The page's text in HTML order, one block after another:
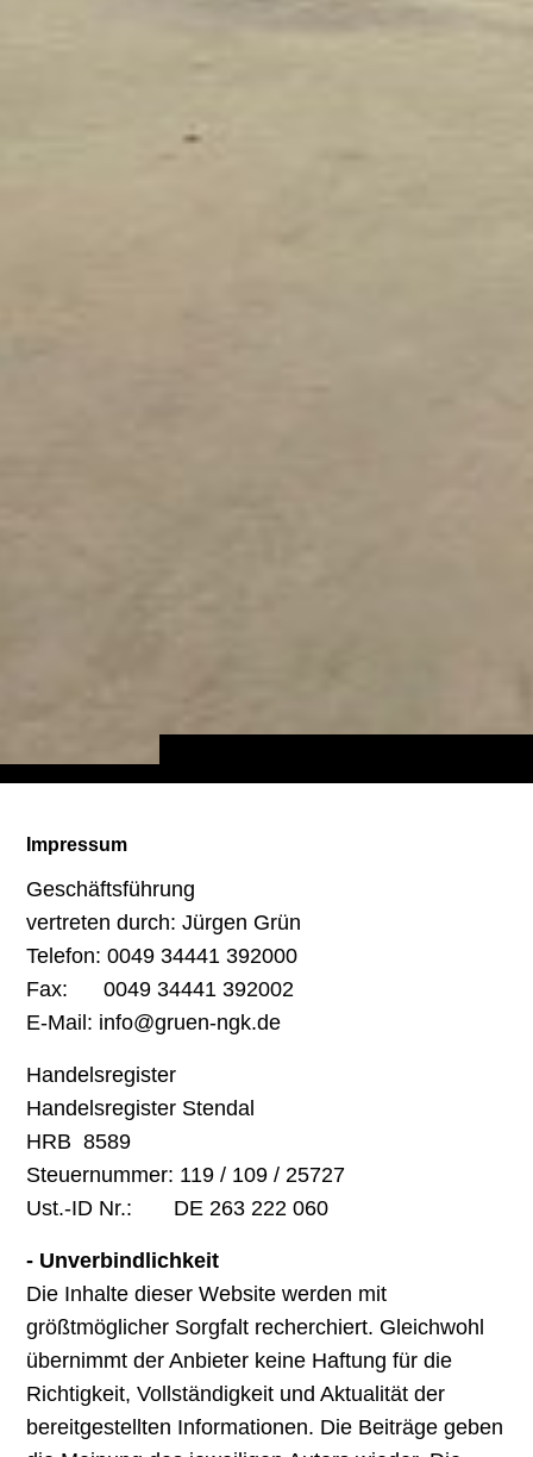
Impressum
Geschäftsführung
vertreten durch: Jürgen Grün
Telefon: 0049 34441 392000
Fax: 0049 34441 392002
E-Mail: info@gruen-ngk.de
Handelsregister
Handelsregister Stendal
HRB 8589
Steuernummer: 119 / 109 / 25727
Ust.-ID Nr.: DE 263 222 060
- Unverbindlichkeit
Die Inhalte dieser Website werden mit
größtmöglicher Sorgfalt recherchiert. Gleichwohl
übernimmt der Anbieter keine Haftung für die
Richtigkeit, Vollständigkeit und Aktualität der
bereitgestellten Informationen. Die Beiträge geben